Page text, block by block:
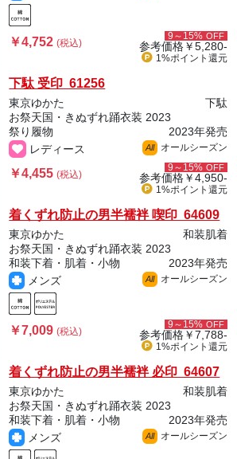
￥4,752(税込)
9～15% OFF
参考価格￥5,280-
1%ポイント 還元
下駄 受印 61256
東京ゆかた
下駄
お祭天国・きぬずれ踊衣装 2023
祭り履物
2023年発売
レディース
All オールシーズン
￥4,455(税込)
9～15% OFF
参考価格￥4,950-
1%ポイント 還元
着くずれ防止の男半襦袢 喫印 64609
東京ゆかた
和装肌着
お祭天国・きぬずれ踊衣装 2023
和装下着・肌着・小物
2023年発売
メンズ
All オールシーズン
￥7,009(税込)
9～15% OFF
参考価格￥7,788-
1%ポイント 還元
着くずれ防止の男半襦袢 必印 64607
東京ゆかた
和装肌着
お祭天国・きぬずれ踊衣装 2023
和装下着・肌着・小物
2023年発売
メンズ
All オールシーズン